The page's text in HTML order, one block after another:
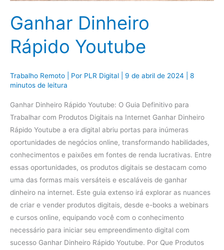
Ganhar Dinheiro
Rápido Youtube
Trabalho Remoto | Por PLR Digital 9 de abril de 2024
8
minutos de leitura
Ganhar Dinheiro Rápido Youtube: O Guia Definitivo para
Trabalhar com Produtos Digitais na Internet Ganhar Dinheiro
Rápido Youtube a era digital abriu portas para inúmeras
oportunidades de negócios online, transformando habilidades,
conhecimentos e paixões em fontes de renda lucrativas. Entre
essas oportunidades, os produtos digitais se destacam como
uma das formas mais versáteis e escaláveis de ganhar
dinheiro na internet. Este guia extenso irá explorar as nuances
de criar e vender produtos digitais, desde e-books a webinars
e cursos online, equipando você com o conhecimento
necessário para iniciar seu empreendimento digital com
sucesso Ganhar Dinheiro Rápido Youtube. Por Que Produtos